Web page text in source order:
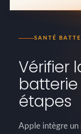
SANTÉ
Vérifier
batterie
étapes
Apple intègre un